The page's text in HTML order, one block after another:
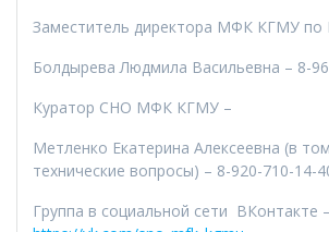
Заместитель директора МФК КГМУ по
Болдырева Людмила Васильевна – 8-
Куратор СНО МФК КГМУ –
Метленко Екатерина Алексеевна (в
технические вопросы) – 8-920-710-14-
Группа в социальной сети ВКонтакте –